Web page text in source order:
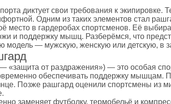
и груди
налокотники
капа
диктует свои требования к
Одним из таких элементов стал
место в гардеробах спортсменов. Её
и поддержку мышц. Разберёмся, что
модель — мужскую, женскую или детскую, в
«защита от раздражения») — это особая
обеспечивать поддержку мышцам.
Позже рашгард оценили спортсмены из
заменяет футболку, термобельё и